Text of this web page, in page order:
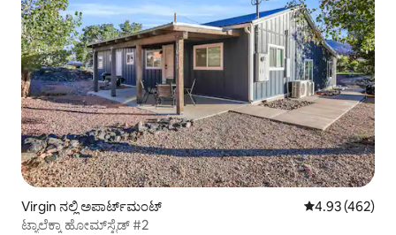
Virgin ನಲ್ಲಿ ಅಪಾರ್ಟ್‌ಮಂಟ್ 5 ರಲ್ಲಿ 4.93
4.93 (462)
ಟ್ಯಾಲೆಕ್ಕಾ ಹೋಮ್‌ಸ್ಟೆಡ್ #2